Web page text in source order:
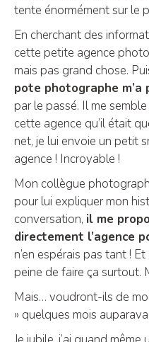
tente énormément sur le
En cherchant des
cette petite agence
mais pas grand chose.
pote photographe
par le passé. Il me
cette agence qu’il était
net, je lui envoie un petit
agence ! Incroyable !
Mon collègue
pour lui expliquer mon
conversation, il me
directement l’agence
n’en espérais pas tant !
peine de faire ça surtout.
Mais… voudront-ils de
» quelques mois